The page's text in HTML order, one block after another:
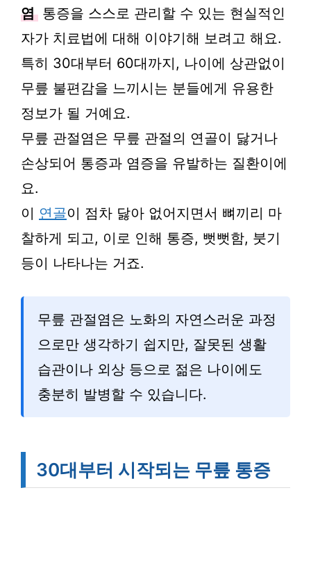
염 통증을 스스로 관리할 수 있는 현실적인
자가 치료법에 대해 이야기해 보려고 해요.
특히 30대부터 60대까지, 나이에 상관없이
무릎 불편감을 느끼시는 분들에게 유용한
정보가 될 거예요.
무릎 관절염은 무릎 관절의 연골이 닳거나
손상되어 통증과 염증을 유발하는 질환이에
요.
이 연골이 점차 닳아 없어지면서 뼈끼리 마
찰하게 되고, 이로 인해 통증, 뻣뻣함, 붓기
등이 나타나는 거죠.
무릎 관절염은 노화의 자연스러운 과정
으로만 생각하기 쉽지만, 잘못된 생활
습관이나 외상 등으로 젊은 나이에도
충분히 발병할 수 있습니다.
30대부터 시작되는 무릎 통증